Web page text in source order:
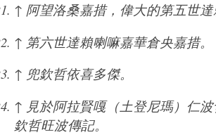
↑ 阿望洛桑嘉措，偉大的第五世達
↑ 第六世達賴喇嘛嘉華倉央嘉措。
↑ 兜欽哲依喜多傑。
↑ 見於阿拉賢嘎（土登尼瑪）仁
欽哲旺波傳記。